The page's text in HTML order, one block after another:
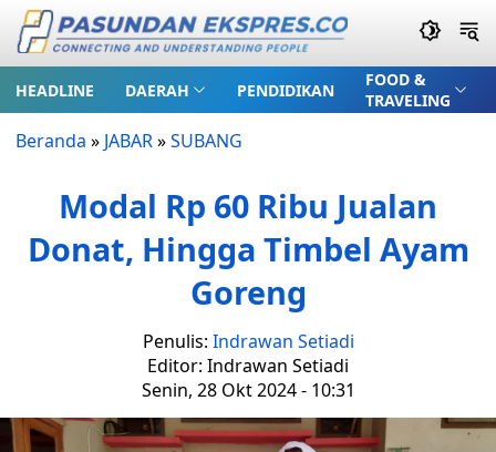
HEADLINE DAERAH PENDIDIKAN
FOOD &
TRAVELING
Beranda » JABAR»SUBANG
Modal Rp 60 Ribu Jualan
Donat, Hingga Timbel Ayam
Goreng
Penulis: Indrawan Setiadi
Editor: Indrawan Setiadi
Senin, 28 Okt 2024 - 10:31